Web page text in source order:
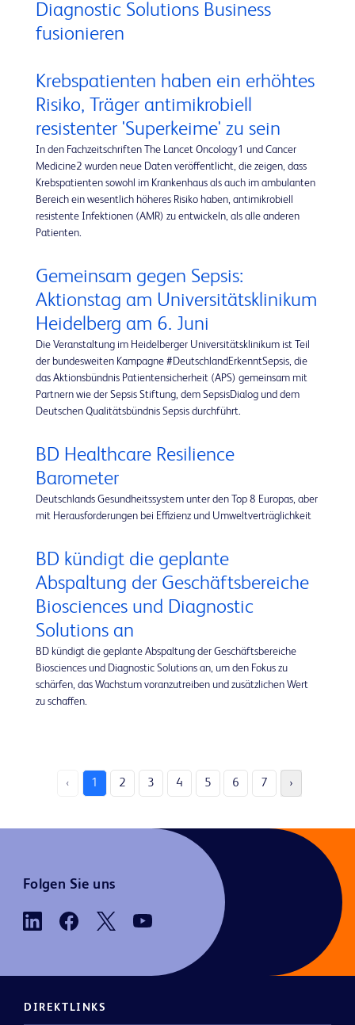
Diagnostic Solutions Business
fusionieren
Krebspatienten haben ein erhöhtes
Risiko, Träger antimikrobiell
resistenter 'Superkeime' zu sein
In den Fachzeitschriften The Lancet Oncology1 und Cancer
Medicine2 wurden neue Daten veröffentlicht, die zeigen, dass
Krebspatienten sowohl im Krankenhaus als auch im ambulanten
Bereich ein wesentlich höheres Risiko haben, antimikrobiell
resistente Infektionen (AMR) zu entwickeln, als alle anderen
Patienten.
Gemeinsam gegen Sepsis:
Aktionstag am Universitätsklinikum
Heidelberg am 6. Juni
Die Veranstaltung im Heidelberger Universitätsklinikum ist Teil
der bundesweiten Kampagne #DeutschlandErkenntSepsis, die
das Aktionsbündnis Patientensicherheit (APS) gemeinsam mit
Partnern wie der Sepsis Stiftung, dem SepsisDialog und dem
Deutschen Qualitätsbündnis Sepsis durchführt.
BD Healthcare Resilience
Barometer
Deutschlands Gesundheitssystem unter den Top 8 Europas, aber
mit Herausforderungen bei Effizienz und Umweltverträglichkeit
BD kündigt die geplante
Abspaltung der Geschäftsbereiche
Biosciences und Diagnostic
Solutions an
BD kündigt die geplante Abspaltung der Geschäftsbereiche
Biosciences und Diagnostic Solutions an, um den Fokus zu
schärfen, das Wachstum voranzutreiben und zusätzlichen Wert
zu schaffen.
‹ 1 2 3 4 5 6 7 ›
Folgen Sie uns
DIREKTLINKS